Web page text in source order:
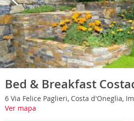
Bed & Breakfast
6 Via Felice Paglieri, Costa d'Oneglia,
Ver mapa